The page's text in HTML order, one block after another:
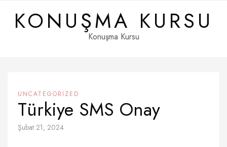
contentKONUŞMA KURSU
Konuşma Kursu
UNCATEGORIZED
Türkiye SMS Onay
Şubat 21, 2024